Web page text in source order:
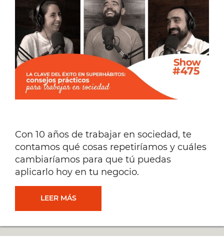
Con 10 años de trabajar en sociedad, te
contamos qué cosas repetiríamos y cuáles
cambiaríamos para que tú puedas
aplicarlo hoy en tu negocio.
LEER MÁSLA